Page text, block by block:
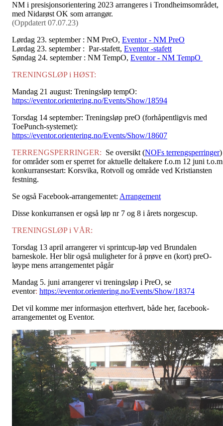
NM i presisjonsorientering 2023 arrangeres i Trondheimsområdet,
med Nidarøst OK som arrangør.
(Oppdatert 07.07.23)
Lørdag 23. september : NM PreO, Eventor - NM PreO
Lørdag 23. september : Par-stafett, Eventor -stafett
Søndag 24. september : NM TempO, Eventor - NM TempO
TRENINGSLØP i HØST:
Mandag 21 august: Treningsløp tempO:
https://eventor.orientering.no/Events/Show/18594
Torsdag 14 september: Treningsløp preO (forhåpentligvis med
ToePunch-systemet):
https://eventor.orientering.no/Events/Show/18607
TERRENGSPERRINGER: Se oversikt (NOFs terrengsperringer)
for områder som er sperret for aktuelle deltakere f.o.m 12 juni t.o.m
konkurransestart: Korsvika, Rotvoll og område ved Kristiansten
festning.
Se også Facebook-arrangementet: Arrangement
Disse konkurransen er også løp nr 7 og 8 i årets norgescup.
TRENINGSLØP i VÅR:
Torsdag 13 april arrangerer vi sprintcup-løp ved Brundalen
barneskole. Her blir også muligheter for å prøve en (kort) preO-
løype mens arrangementet pågår
Mandag 5. juni arrangerer vi treningsløp i PreO, se
eventor: https://eventor.orientering.no/Events/Show/18374
Det vil komme mer informasjon etterhvert, både her, facebook-
arrangementet og Eventor.